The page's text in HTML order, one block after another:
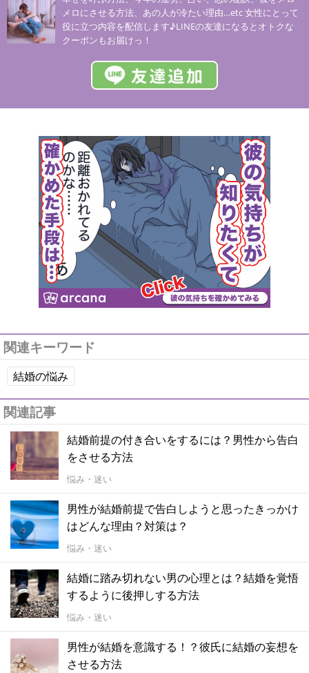
メロにさせる方法、あの人が冷たい理由…etc 女性にとって
役に立つ内容を配信します♪LINEの友達になるとオトクな
クーポンもお届けっ！
関連キーワード
結婚の悩み
関連記事
結婚前提の付き合いをするには？男性から告白
をさせる方法
悩み・迷い
男性が結婚前提で告白しようと思ったきっかけ
はどんな理由？対策は？
悩み・迷い
結婚に踏み切れない男の心理とは？結婚を覚悟
するように後押しする方法
悩み・迷い
男性が結婚を意識する！？彼氏に結婚の妄想を
させる方法